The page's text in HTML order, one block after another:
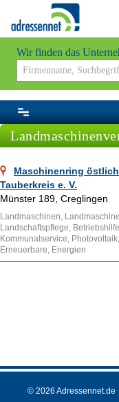
Wir finden das
Maschinenring
Tauberkreis e. V.
Münster 189, Creglingen
Landmaschinen,
Landschaftspflege,
Kommunalservice, Photovoltaik,
Erneuerbare, Energien
© 2026 Adressennet.de